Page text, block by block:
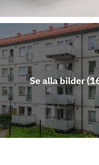
Se alla bilder (